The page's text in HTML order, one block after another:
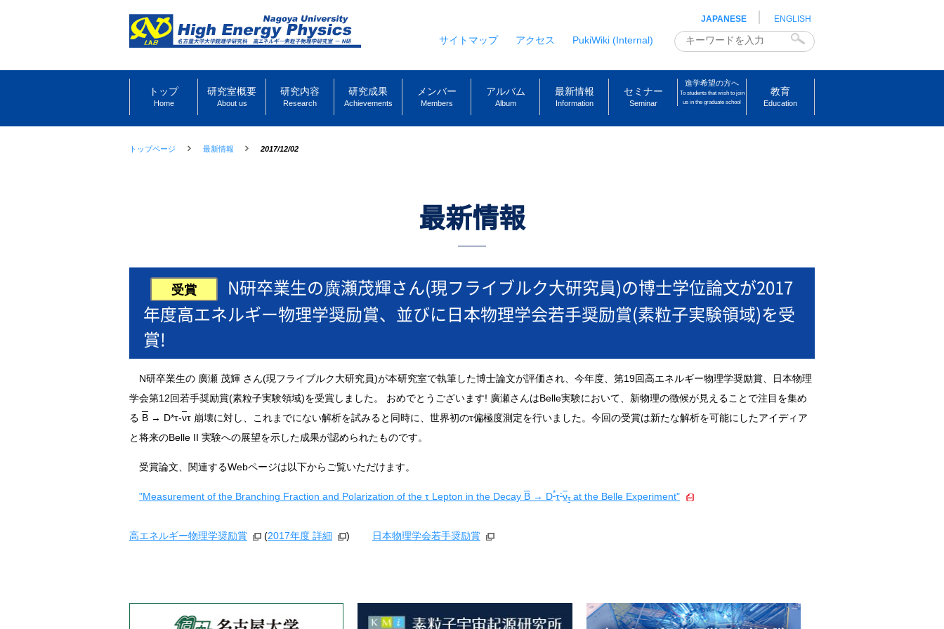
ENGLISH
JAPANESE
PukiWiki (Internal)
アクセス
サイトマップ
トップ
Home
研究室概要
About us
研究内容
Research
研究成果
Achievements
メンバー
Members
アルバム
Album
最新情報
Information
セミナー
Seminar
進学希望の方へ
To students that wish to join
us in the graduate school
教育
Education
トップページ 最新情報 2017/12/02
最新情報
受賞
N研卒業生の廣瀬茂輝さん(現フライブルク大研究員)の博士学位論文が2017
年度高エネルギー物理学奨励賞、並びに日本物理学会若手奨励賞(素粒子実験領域)を受
賞!
N研卒業生の 廣瀬 茂輝 さん(現フライブルク大研究員)が本研究室で執筆した博士論文が評価され、今年度、第19回高エネルギー物理学奨励賞、日本物理
学会第12回若手奨励賞(素粒子実験領域)を受賞しました。 おめでとうございます! 廣瀬さんはBelle実験において、新物理の徴候が見えることで注目を集め
る B → D*τ-ντ 崩壊に対し、これまでにない解析を試みると同時に、世界初のτ偏極度測定を行いました。今回の受賞は新たな解析を可能にしたアイディア
と将来のBelle II 実験への展望を示した成果が認められたものです。
受賞論文、関連するWebページは以下からご覧いただけます。
"Measurement of the Branching Fraction and Polarization of the τ Lepton in the Decay B → D*τ-ντat the Belle Experiment"
高エネルギー物理学奨励賞 (2017年度 詳細 ) 日本物理学会若手奨励賞